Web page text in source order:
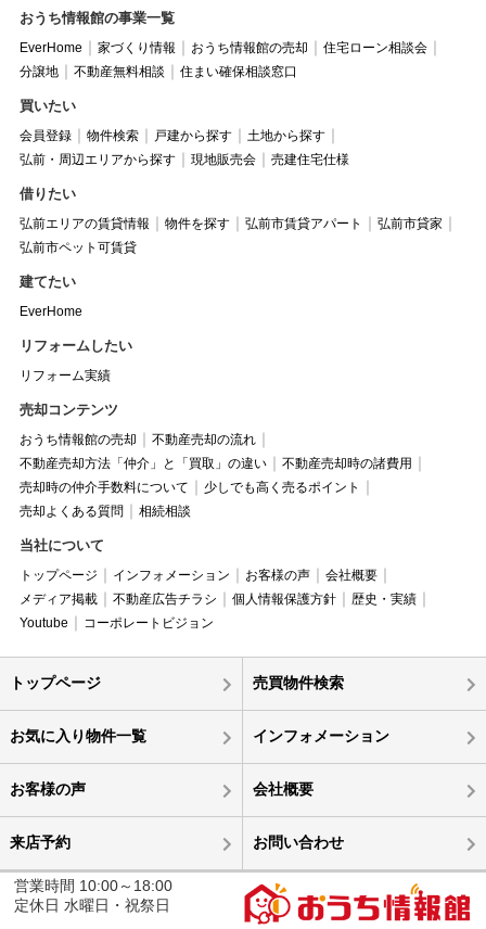
おうち情報館の事業一覧
EverHome 家づくり情報 おうち情報館の売却
住宅ローン相談会
分譲地
不動産無料相談 住まい確保相談窓口
買いたい
会員登録 物件検索 戸建から探す
土地から探す
弘前・周辺エリアから探す
現地販売会 売建住宅仕様
借りたい
弘前エリアの賃貸情報 物件を探す 弘前市賃貸アパート
弘前市貸家
弘前市ペット可賃貸
建てたい
EverHome
リフォームしたい
リフォーム実績
売却コンテンツ
おうち情報館の売却
不動産売却の流れ
不動産売却方法「仲介」と「買取」の違い
不動産売却時の諸費用
売却時の仲介手数料について
少しでも高く売るポイント
売却よくある質問
相続相談
当社について
トップページ インフォメーション お客様の声
会社概要
メディア掲載
不動産広告チラシ 個人情報保護方針
歴史・実績
Youtube
コーポレートビジョン
トップページ 売買物件検索
お気に入り物件一覧 インフォメーション
お客様の声 会社概要
来店予約 お問い合わせ
営業時間 10:00～18:00
定休日 水曜日・祝祭日